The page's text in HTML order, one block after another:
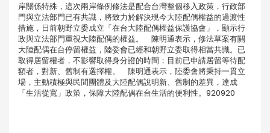
岸關係特殊，這次兩岸條例修法是配合台灣整個移入政策，行政部
門與立法部門已有共識，將致力於解決現今大陸配偶權益的過渡性
措施，日前朝野立委成立「在台大陸配偶權益保護協會」，顯示行
政與立法部門重視大陸配偶的權益。 陳明通表示，修法草案有關
大陸配偶在台停留權益，陸委會已經和朝野立委取得相當共識。已
取得居留權者，不影響取得身分證的時間；目前已申請居留等待配
額者，對新、舊制有選擇權。 陳明通表示，陸委會將秉持一貫立
場，主動積極與民間團體及大陸配偶說明新、舊制的差異，達成
「生活從寬」政策，保障大陸配偶在台生活的便利性。920920